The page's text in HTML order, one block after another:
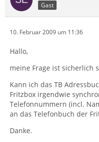
Gast
10. Februar 2009 um 11:36
Hallo,
meine Frage ist sicherlich
Kann ich das TB
Fritzbox irgendwie
Telefonnummern (incl.
an das Telefonbuch der
Danke.